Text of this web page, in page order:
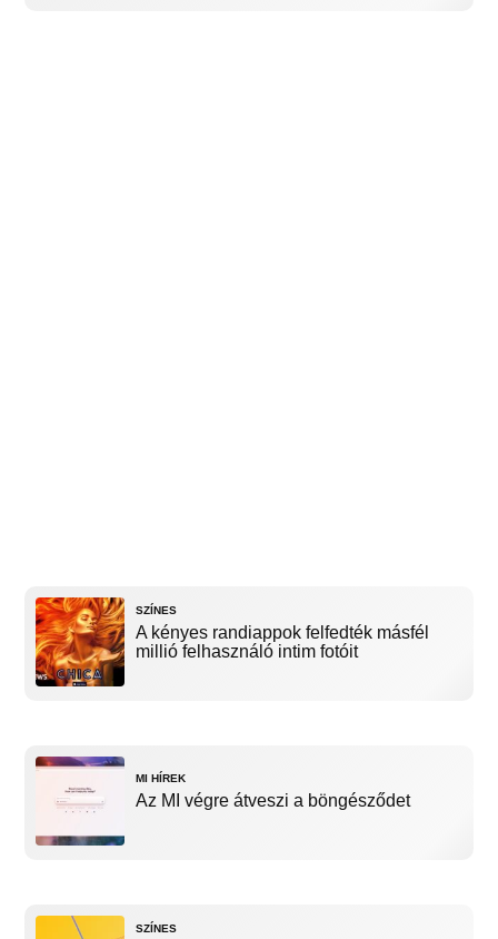
SZÍNES
A kényes randiappok felfedték másfél
millió felhasználó intim fotóit
MI HÍREK
Az MI végre átveszi a böngésződet
SZÍNES